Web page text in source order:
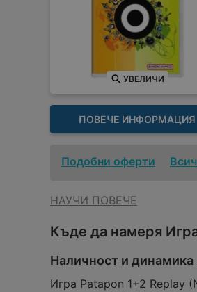
УВЕЛИЧИ
ПОВЕЧЕ ИНФОРМАЦИЯ
Подобни оферти
НАУЧИ ПОВЕЧЕ
Къде да намеря
Наличност и динамика
Игра Patapon 1+2 Replay